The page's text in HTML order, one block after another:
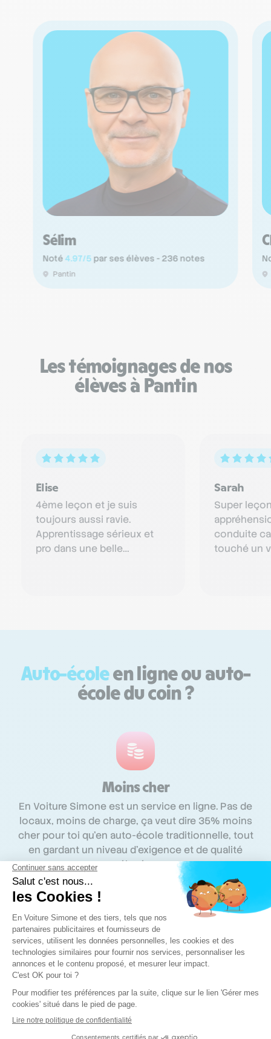
Sélim
Noté 4.97/5 par ses élèves - 236 notes
Pantin
Les témoignages de nos
élèves à Pantin
Élise
4ème leçon et je suis
toujours aussi ravie.
Apprentissage sérieux et
pro dans une belle
Sarah
Super
conduite
touché un
Auto-écoleen ligne ou auto-
école du coin ?
Moins cher
En Voiture Simone est un service en ligne. Pas de
locaux, moins de charge, ça veut dire 35% moins
cher pour toi qu’en auto-école traditionnelle, tout
en gardant un niveau d’exigence et de qualité
élevés.
Plus serein
Pour réviser le code, plus besoin de courir entre
ton emploi du temps chargé et la salle de code. Tu
t'entraînes de chez toi, ou dans les transports,
quand tu veux.